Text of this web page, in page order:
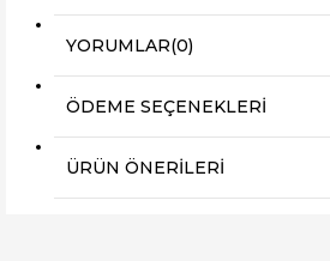
YORUMLAR(0)
ÖDEME SEÇENEKLERI
ÜRÜN ÖNERILERI